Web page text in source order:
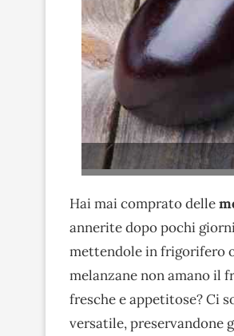
Hai mai comprato delle
annerite dopo pochi
mettendole in frigorifero
melanzane non amano il
fresche e appetitose? Ci
versatile, preservandone